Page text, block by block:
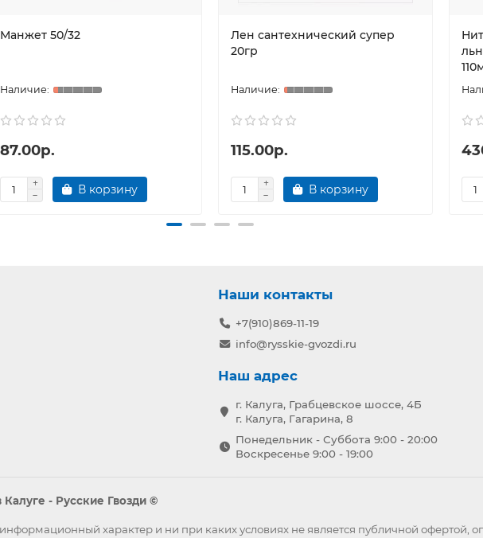
Манжет 50/32
87.00р.
В корзину
Лен сантехнический супер
20гр
115.00р.
В корзину
Наши контакты
+7(910)869-11-19
info@rysskie-gvozdi.ru
Наш адрес
г. Калуга, Грабцевское шоссе, 4Б
г. Калуга, Гагарина, 8
Понедельник - Суббота 9:00 - 20:00
Воскресенье 9:00 - 19:00
- Русские Гвозди ©
характер и ни при каких условиях не является публичной офертой,